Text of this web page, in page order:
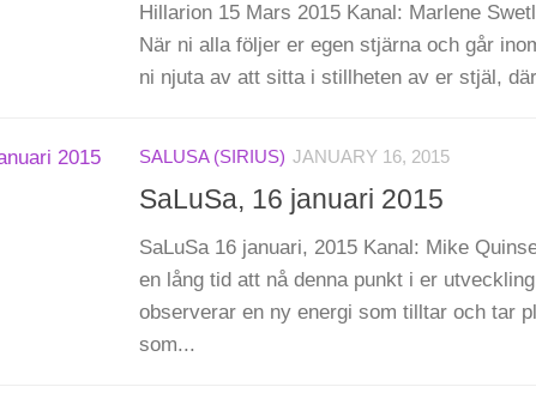
Hillarion 15 Mars 2015 Kanal: Marlene
När ni alla följer er egen stjärna och går
ni njuta av att sitta i stillheten av er stjäl,
SALUSA (SIRIUS) JANUARY 16, 2015
SaLuSa, 16 januari 2015
SaLuSa 16 januari, 2015 Kanal: Mike
en lång tid att nå denna punkt i er
observerar en ny energi som tilltar och tar
som...